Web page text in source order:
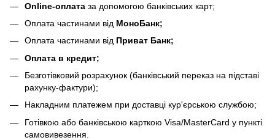
Online-оплата за допомогою банківських карт;
Оплата частинами від МоноБанк;
Оплата частинами від Приват Банк;
Оплата в кредит;
Безготівковий розрахунок (банківський переказ на підставі
рахунку-фактури);
Накладним платежем при доставці кур'єрською службою;
Готівкою або банківською карткою Visa/MasterCard у пункті
самовивезення.